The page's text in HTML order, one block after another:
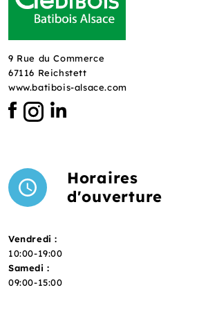
9 Rue du Commerce
67116 Reichstett
www.batibois-alsace.com
Horaires
d'ouverture
Vendredi :
10:00-19:00
Samedi :
09:00-15:00